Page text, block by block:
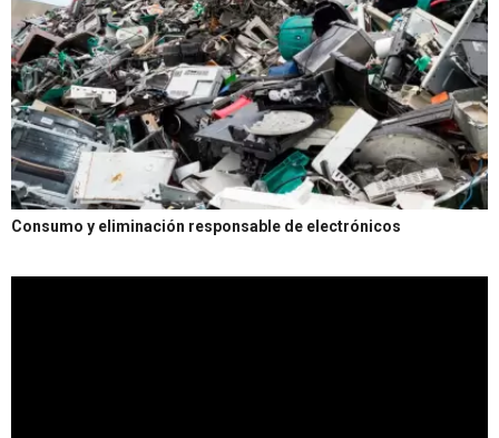
Consumo y eliminación responsable de electrónicos